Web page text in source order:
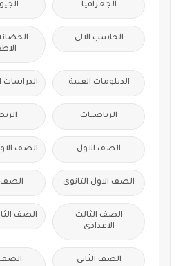
الجغرافيا
الحاسب الالى
الدبلومات الفنية الدراسات
الرياضيات
الصف الاول الصف
الصف الاول الثانوى الصف
الصف الثالث
الاعدادى
الصف
الصف الثانى
الصف